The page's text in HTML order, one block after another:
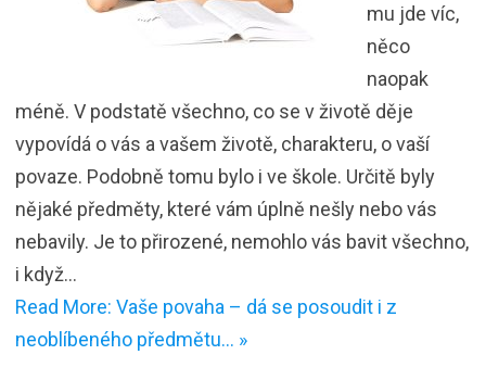
mu jde víc,
něco
naopak
méně. V podstatě všechno, co se v životě děje
vypovídá o vás a vašem životě, charakteru, o vaší
povaze. Podobně tomu bylo i ve škole. Určitě byly
nějaké předměty, které vám úplně nešly nebo vás
nebavily. Je to přirozené, nemohlo vás bavit všechno,
i když…
Read More: Vaše povaha – dá se posoudit i z
neoblíbeného předmětu… »